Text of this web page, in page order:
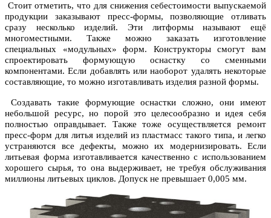
Стоит отметить, что для снижения себестоимости выпускаемой
продукции заказывают пресс-формы, позволяющие отливать
сразу несколько изделий. Эти литформы называют ещё
многоместными. Также можно заказать изготовление
специальных «модульных» форм. Конструкторы смогут вам
спроектировать формующую оснастку со сменными
компонентами. Если добавлять или наоборот удалять некоторые
составляющие, то можно изготавливать изделия разной формы.
Создавать такие формующие оснастки сложно, они имеют
небольшой ресурс, но порой это целесообразно и идея себя
полностью оправдывает. Также тоже осуществляется ремонт
пресс-форм для литья изделий из пластмасс такого типа, и легко
устраняются все дефекты, можно их модернизировать. Если
литьевая форма изготавливается качественно с использованием
хорошего сырья, то она выдерживает, не требуя обслуживания
миллионы литьевых циклов. Допуск не превышает 0,005 мм.